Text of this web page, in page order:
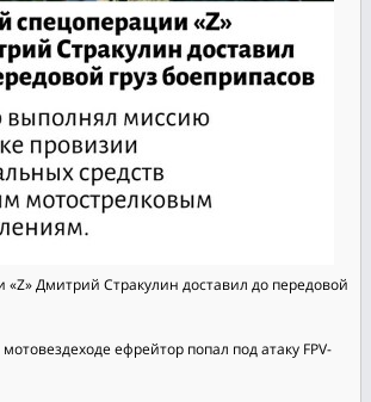
«Z» Дмитрий Стракулин доставил до передовой
ефрейтор попал под атаку FPV-